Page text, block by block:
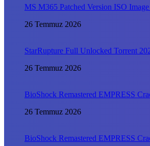
MS M365 Patched Version ISO
26 Temmuz 2026
StarRupture Full Unlocked Torrent
26 Temmuz 2026
BioShock Remastered EMPRESS
26 Temmuz 2026
BioShock Remastered EMPRESS